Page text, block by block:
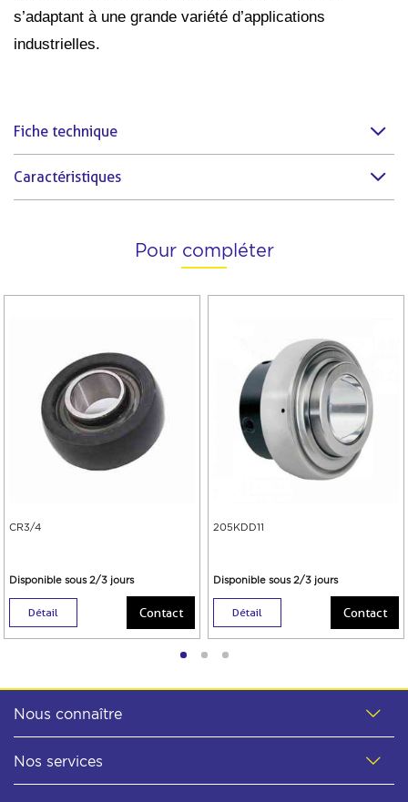
s’adaptant à une grande variété d’applications
industrielles.
Fiche technique
Caractéristiques
Pour compléter
CR3/4
Disponible sous 2/3 jours
Détail Contact
205KDD11
Disponible sous 2/3 jours
Détail Contact
Nous connaître
Nos services